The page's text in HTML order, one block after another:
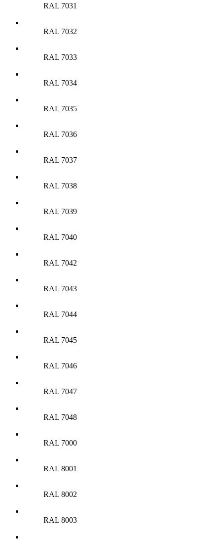
RAL 7031
RAL 7032
RAL 7033
RAL 7034
RAL 7035
RAL 7036
RAL 7037
RAL 7038
RAL 7039
RAL 7040
RAL 7042
RAL 7043
RAL 7044
RAL 7045
RAL 7046
RAL 7047
RAL 7048
RAL 7000
RAL 8001
RAL 8002
RAL 8003